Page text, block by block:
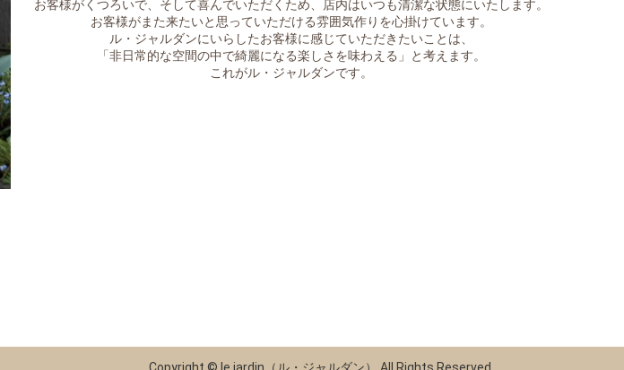
お客様がくつろいで、そして喜んでいただくため、店内はいつも清潔な状態にいたします。
お客様がまた来たいと思っていただける雰囲気作りを心掛けています。
ル・ジャルダンにいらしたお客様に感じていただきたいことは、
「非日常的な空間の中で綺麗になる楽しさを味わえる」と考えます。
これがル・ジャルダンです。